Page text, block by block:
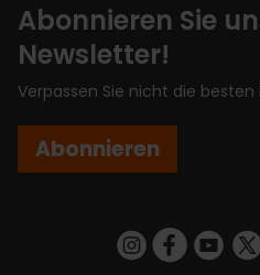
Abonnieren Sie
Newsletter!
Verpassen Sie nicht die besten
Abonnieren
https://https://https://